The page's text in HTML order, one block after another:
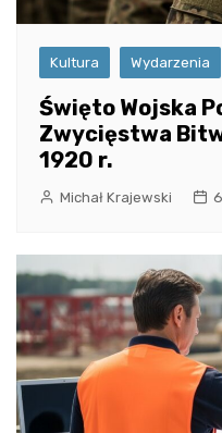
Kultura Wydarzenia
Święto Wojska
Zwycięstwa
1920 r.
Michał Krajewski